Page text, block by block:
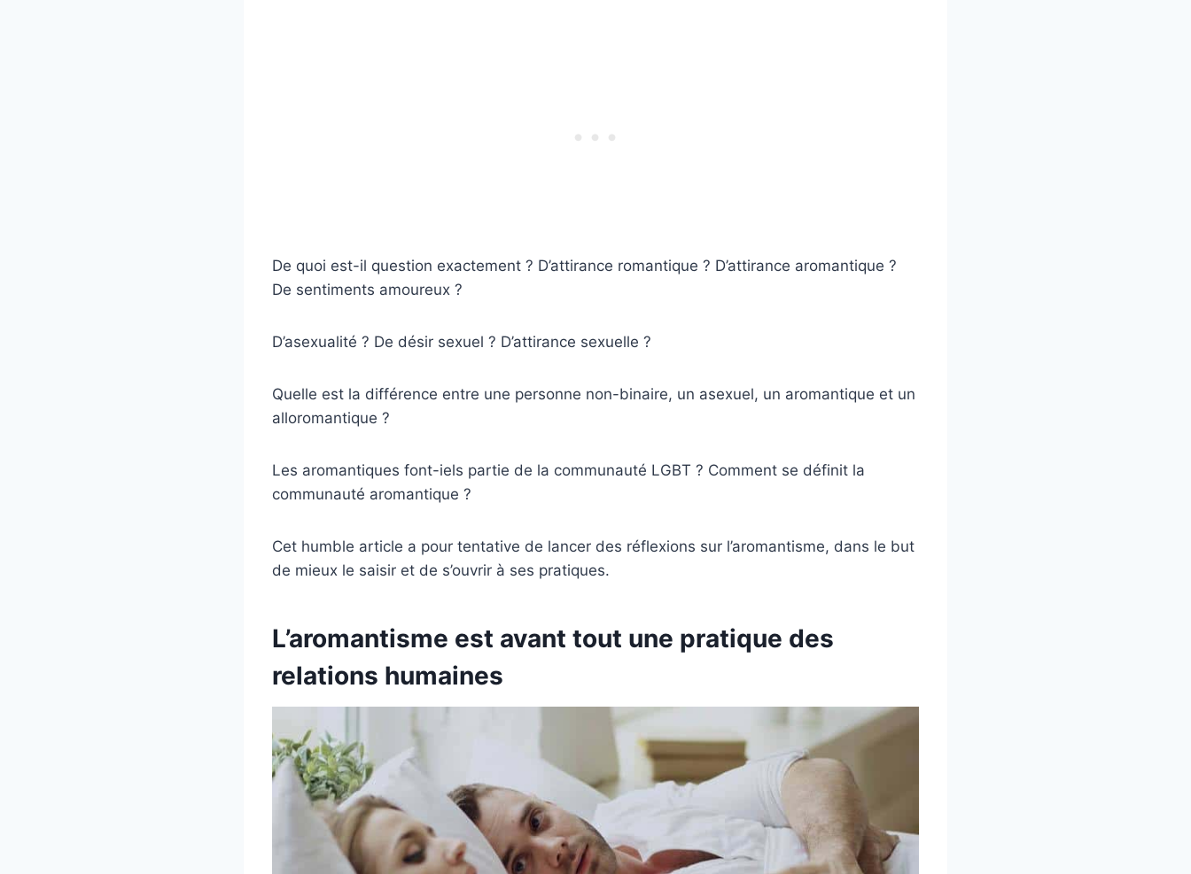
De quoi est-il question exactement ? D’attirance romantique ? D’attirance aromantique ?
De sentiments amoureux ?
D’asexualité ? De désir sexuel ? D’attirance sexuelle ?
Quelle est la différence entre une personne non-binaire, un asexuel, un aromantique et un
alloromantique ?
Les aromantiques font-iels partie de la communauté LGBT ? Comment se définit la
communauté aromantique ?
Cet humble article a pour tentative de lancer des réflexions sur l’aromantisme, dans le but
de mieux le saisir et de s’ouvrir à ses pratiques.
L’aromantisme est avant tout une pratique des
relations humaines